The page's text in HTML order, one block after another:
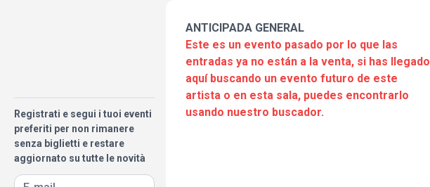
Registrati e segui i tuoi eventi
preferiti per non rimanere
senza biglietti e restare
aggiornato su tutte le novità
ANTICIPADA GENERAL
Este es un evento pasado por lo que las
entradas ya no están a la venta, si has llegado
aquí buscando un evento futuro de este
artista o en esta sala, puedes encontrarlo
usando nuestro buscador.